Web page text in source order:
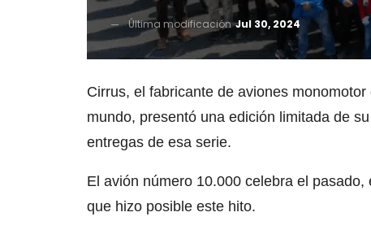
Última modificaciónJul 30, 2024
Cirrus, el fabricante de aviones
mundo, presentó una edición limitada de
entregas de esa serie.
El avión número 10.000 celebra el
que hizo posible este hito.